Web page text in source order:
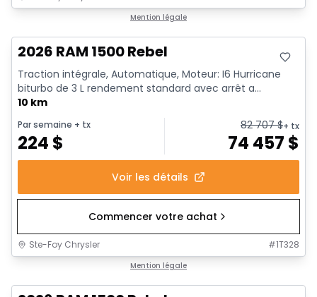
Mention légale
2026 RAM 1500 Rebel
Traction intégrale, Automatique, Moteur: I6 Hurricane
biturbo de 3 L rendement standard avec arrêt a...
10 km
Par semaine + tx
224 $
82 707$+ tx
74 457 $
Voir les détails
Commencer votre achat
Ste-Foy Chrysler #1T328
Mention légale